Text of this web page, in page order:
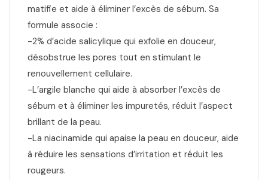
matifie et aide à éliminer l’excès de sébum. Sa
formule associe :
-2% d’acide salicylique qui exfolie en douceur,
désobstrue les pores tout en stimulant le
renouvellement cellulaire.
-L’argile blanche qui aide à absorber l’excès de
sébum et à éliminer les impuretés, réduit l’aspect
brillant de la peau.
-La niacinamide qui apaise la peau en douceur, aide
à réduire les sensations d’irritation et réduit les
rougeurs.